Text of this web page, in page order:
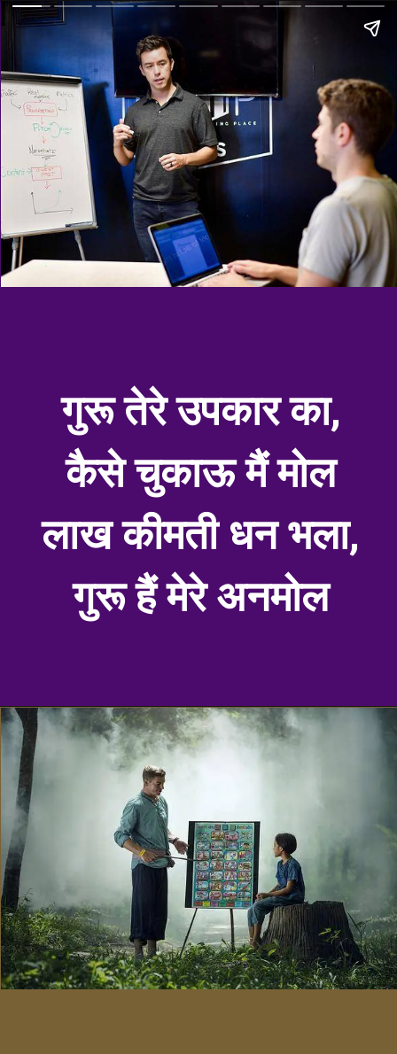
गुरू तेरे उपकार का,
कैसे चुकाऊ मैं मोल
लाख कीमती धन भला,
गुरू हैं मेरे अनमोल